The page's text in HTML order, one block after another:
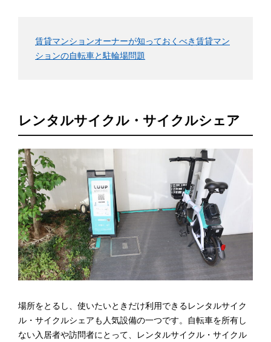
賃貸マンションオーナーが知っておくべき賃貸マン
ションの自転車と駐輪場問題
レンタルサイクル・サイクルシェア
場所をとるし、使いたいときだけ利用できるレンタルサイク
ル・サイクルシェアも人気設備の一つです。自転車を所有し
ない入居者や訪問者にとって、レンタルサイクル・サイクル